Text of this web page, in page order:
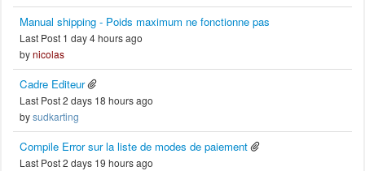
Manual shipping - Poids maximum ne fonctionne pas
Last Post 1 day 4 hours ago
bynicolas
Cadre Editeur
Last Post 2 days 18 hours ago
bysudkarting
Compile Error sur la liste de modes de paiement
Last Post 2 days 19 hours ago